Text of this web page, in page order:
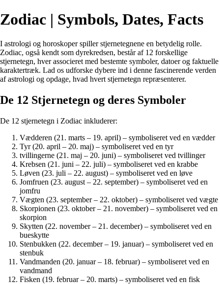
Zodiac | Symbols, Dates, Facts
I astrologi og horoskoper spiller stjernetegnene en betydelig rolle.
Zodiac, også kendt som dyrekredsen, består af 12 forskellige
stjernetegn, hver associeret med bestemte symboler, datoer og faktuelle
karaktertræk. Lad os udforske dybere ind i denne fascinerende verden
af astrologi og opdage, hvad hvert stjernetegn repræsenterer.
De 12 Stjernetegn og deres Symboler
De 12 stjernetegn i Zodiac inkluderer:
Vædderen (21. marts – 19. april) – symboliseret ved en vædder
Tyr (20. april – 20. maj) – symboliseret ved en tyr
tvillingerne (21. maj – 20. juni) – symboliseret ved tvillinger
Krebsen (21. juni – 22. juli) – symboliseret ved en krabbe
Løven (23. juli – 22. august) – symboliseret ved en løve
Jomfruen (23. august – 22. september) – symboliseret ved en
jomfru
Vægten (23. september – 22. oktober) – symboliseret ved vægte
Skorpionen (23. oktober – 21. november) – symboliseret ved en
skorpion
Skytten (22. november – 21. december) – symboliseret ved en
bueskytte
Stenbukken (22. december – 19. januar) – symboliseret ved en
stenbuk
Vandmanden (20. januar – 18. februar) – symboliseret ved en
vandmand
Fisken (19. februar – 20. marts) – symboliseret ved en fisk